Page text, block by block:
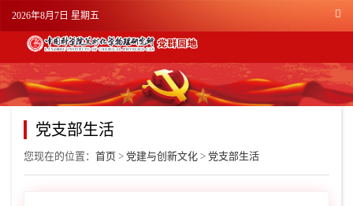
2026年8月7日 星期五
党支部生活
您现在的位置： 首页 > 党建与创新文化 > 党支部生活